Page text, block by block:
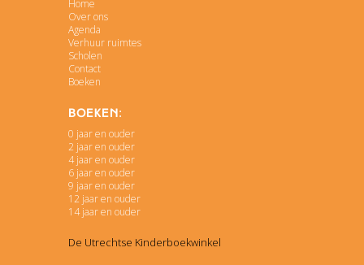
Home
Over ons
Agenda
Verhuur ruimtes
Scholen
Contact
Boeken
Boeken:
0 jaar en ouder
2 jaar en ouder
4 jaar en ouder
6 jaar en ouder
9 jaar en ouder
12 jaar en ouder
14 jaar en ouder
De Utrechtse Kinderboekwinkel